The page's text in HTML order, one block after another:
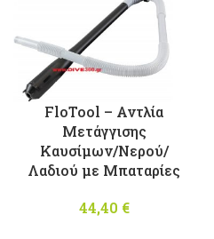
FloTool – Αντλία
Μετάγγισης
Καυσίμων/Νερού/
Λαδιού με Μπαταρίες
44,40 €